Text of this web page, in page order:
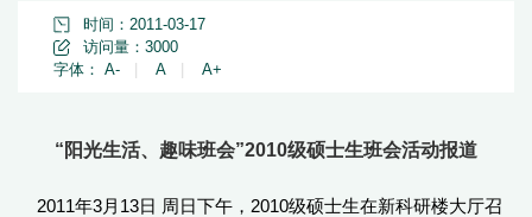
时间：2011-03-17
访问量： 3000
字体： A- A A+
“阳光生活、趣味班会”2010级硕士生班会活动报道
2011年3月13日 周日下午，2010级硕士生在新科研楼大厅召